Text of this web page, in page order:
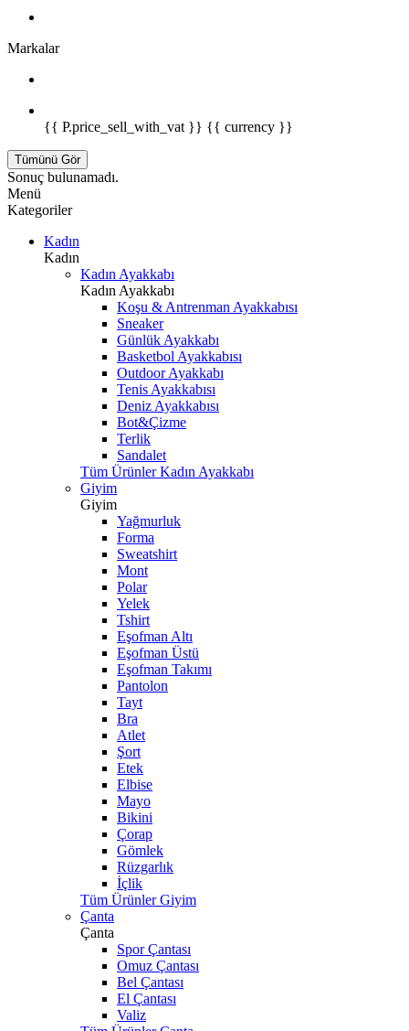
Markalar
{{ P.price_sell_with_vat }} {{ currency }}
Tümünü Gör
Sonuç bulunamadı.
Menü
Kategoriler
Kadın
Kadın
Kadın Ayakkabı
Kadın Ayakkabı
Koşu & Antrenman Ayakkabısı
Sneaker
Günlük Ayakkabı
Basketbol Ayakkabısı
Outdoor Ayakkabı
Tenis Ayakkabısı
Deniz Ayakkabısı
Bot&Çizme
Terlik
Sandalet
Tüm Ürünler Kadın Ayakkabı
Giyim
Giyim
Yağmurluk
Forma
Sweatshirt
Mont
Polar
Yelek
Tshirt
Eşofman Altı
Eşofman Üstü
Eşofman Takımı
Pantolon
Tayt
Bra
Atlet
Şort
Etek
Elbise
Mayo
Bikini
Çorap
Gömlek
Rüzgarlık
İçlik
Tüm Ürünler Giyim
Çanta
Çanta
Spor Çantası
Omuz Çantası
Bel Çantası
El Çantası
Valiz